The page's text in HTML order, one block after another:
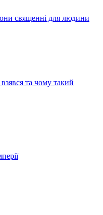
священні для людини
та чому такий